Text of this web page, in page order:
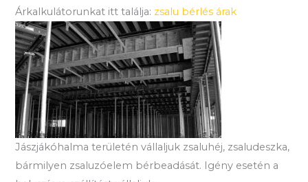
Árkalkulátorunkat itt találja: zsalu bérlés árak
Jászjákóhalma területén vállaljuk zsaluhéj, zsaludeszka,
bármilyen zsaluzóelem bérbeadását. Igény esetén a